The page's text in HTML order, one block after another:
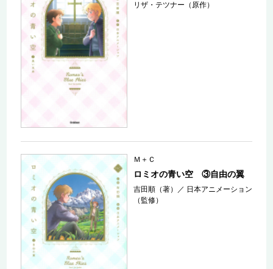
リザ・テツナー（原作）
Ｍ＋Ｃ
ロミオの青い空 ③自由の翼
吉田順（著） ／ 日本アニメーション
（監修）